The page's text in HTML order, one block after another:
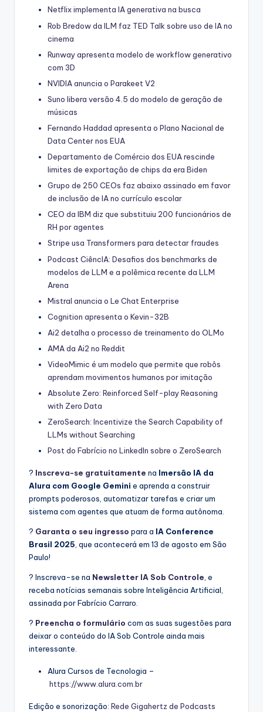
Netflix implementa IA generativa na busca
Rob Bredow da ILM faz TED Talk sobre uso de IA no
cinema
Runway apresenta modelo de workflow generativo
com 3D
NVIDIA anuncia o Parakeet V2
Suno libera versão 4.5 do modelo de geração de
músicas
Fernando Haddad apresenta o Plano Nacional de
Data Center nos EUA
Departamento de Comércio dos EUA rescinde
limites de exportação de chips da era Biden
Grupo de 250 CEOs faz abaixo assinado em favor
de inclusão de IA no currículo escolar
CEO da IBM diz que substituiu 200 funcionários de
RH por agentes
Stripe usa Transformers para detectar fraudes
Podcast CiêncIA: Desafios dos benchmarks de
modelos de LLM e a polêmica recente da LLM
Arena
Mistral anuncia o Le Chat Enterprise
Cognition apresenta o Kevin-32B
Ai2 detalha o processo de treinamento do OLMo
AMA da Ai2 no Reddit
VideoMimic é um modelo que permite que robôs
aprendam movimentos humanos por imitação
Absolute Zero: Reinforced Self-play Reasoning
with Zero Data
ZeroSearch: Incentivize the Search Capability of
LLMs without Searching
Post do Fabrício no LinkedIn sobre o ZeroSearch
? Inscreva-se gratuitamente na Imersão IA da
Alura com Google Gemini e aprenda a construir
prompts poderosos, automatizar tarefas e criar um
sistema com agentes que atuam de forma autônoma.
? Garanta o seu ingresso para a IA Conference
Brasil 2025, que acontecerá em 13 de agosto em São
Paulo!
? Inscreva-se na Newsletter IA Sob Controle, e
receba notícias semanais sobre Inteligência Artificial,
assinada por Fabrício Carraro.
? Preencha o formulário com as suas sugestões para
deixar o conteúdo do IA Sob Controle ainda mais
interessante.
Alura Cursos de Tecnologia –
https://www.alura.com.br
Edição e sonorização: Rede Gigahertz de Podcasts